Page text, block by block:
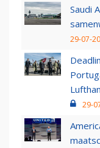
Saudi
29-07-
29-